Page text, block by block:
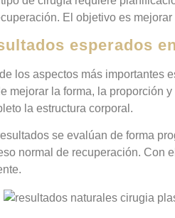
El objetivo es
esperados
los aspectos más importantes
mejorar la forma, la proporción
la estructura corporal.
se evalúan de forma
normal de recuperación. Con